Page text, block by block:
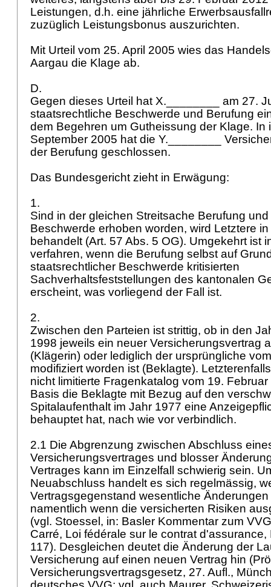
Leistungen, d.h. eine jährliche
zuzüglich Leistungsbonus auszurichten.
Mit Urteil vom 25. April 2005 wies das
Aargau die Klage ab.
D.
Gegen dieses Urteil hat X.________ am 27.
staatsrechtliche Beschwerde und Berufung
dem Begehren um Gutheissung der Klage. In
September 2005 hat die Y.________
der Berufung geschlossen.
Das Bundesgericht zieht in Erwägung:
1.
Sind in der gleichen Streitsache Berufung
Beschwerde erhoben worden, wird Letztere
behandelt (Art. 57 Abs. 5 OG). Umgekehrt ist
verfahren, wenn die Berufung selbst auf
staatsrechtlicher Beschwerde kritisierten
Sachverhaltsfeststellungen des kantonalen
erscheint, was vorliegend der Fall ist.
2.
Zwischen den Parteien ist strittig, ob in den
1998 jeweils ein neuer Versicherungsvertrag
(Klägerin) oder lediglich der ursprüngliche
modifiziert worden ist (Beklagte).
nicht limitierte Fragenkatalog vom 19.
Basis die Beklagte mit Bezug auf den
Spitalaufenthalt im Jahr 1977 eine
behauptet hat, nach wie vor verbindlich.
2.1 Die Abgrenzung zwischen Abschluss
Versicherungsvertrages und blosser
Vertrages kann im Einzelfall schwierig sein.
Neuabschluss handelt es sich regelmässig,
Vertragsgegenstand wesentliche
namentlich wenn die versicherten Risiken
(vgl. Stoessel, in: Basler Kommentar zum
Carré, Loi fédérale sur le contrat
117). Desgleichen deutet die Änderung der
Versicherung auf einen neuen Vertrag hin
Versicherungsvertragsgesetz, 27. Aufl.,